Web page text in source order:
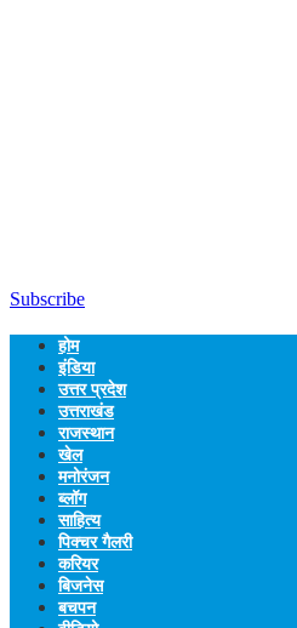
Subscribe
होम
इंडिया
उत्तर प्रदेश
उत्तराखंड
राजस्थान
खेल
मनोरंजन
ब्लॉग
साहित्य
पिक्चर गैलरी
करियर
बिजनेस
बचपन